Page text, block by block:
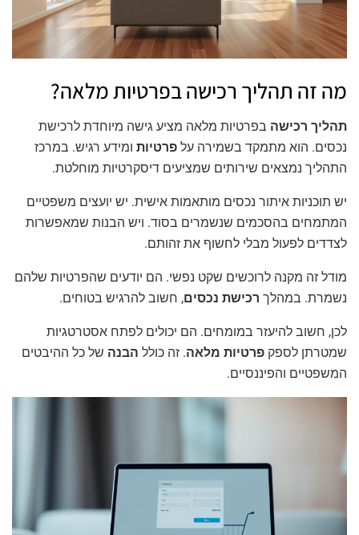
מה זה תהליך רכישה בפרטיות מלאה?
תהליך רכישה בפרטיות מלאה מציע גישה מיוחדת לרכישת
נכסים. הוא מתמקד בשמירה על פרטיות ומידע רגיש. במרכז
התהליך נמצאים שירותים שמציעים דיסקרטיות מוחלטת.
יש תוכניות איתור נכסים מותאמות אישית. יש יועצים משפטיים
המתמחים בהסכמים שנשמרים בסוד. ויש הבנות שמאפשרות
לצדדים לפעול מבלי לחשוף את זהותם.
מודל זה מקנה לרוכשים שקט נפשי. הם יודעים שהפרטיות שלהם
נשמרת. במהלך רכישת נכסים, חשוב להרגיש בטוחים.
לכן, חשוב להיעזר במומחים. הם יכולים לפתח אסטרטגיות
שמטרתן לספק פרטיות מלאה. זה כולל הבנה של כל ההיבטים
המשפטיים והפיננסיים.